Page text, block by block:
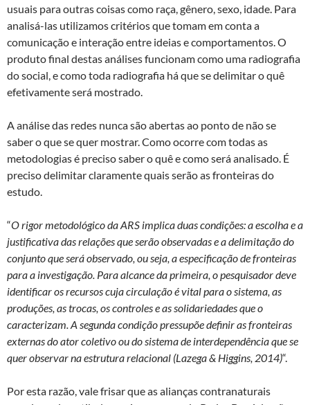
usuais para outras coisas como raça, gênero, sexo, idade. Para
analisá-las utilizamos critérios que tomam em conta a
comunicação e interação entre ideias e comportamentos. O
produto final destas análises funcionam como uma radiografia
do social, e como toda radiografia há que se delimitar o quê
efetivamente será mostrado.
A análise das redes nunca são abertas ao ponto de não se
saber o que se quer mostrar. Como ocorre com todas as
metodologias é preciso saber o quê e como será analisado. É
preciso delimitar claramente quais serão as fronteiras do
estudo.
“O rigor metodológico da ARS implica duas condições: a escolha e a
justificativa das relações que serão observadas e a delimitação do
conjunto que será observado, ou seja, a especificação de fronteiras
para a investigação. Para alcance da primeira, o pesquisador deve
identificar os recursos cuja circulação é vital para o sistema, as
produções, as trocas, os controles e as solidariedades que o
caracterizam. A segunda condição pressupõe definir as fronteiras
externas do ator coletivo ou do sistema de interdependência que se
quer observar na estrutura relacional (Lazega & Higgins, 2014)“.
Por esta razão, vale frisar que as alianças contranaturais